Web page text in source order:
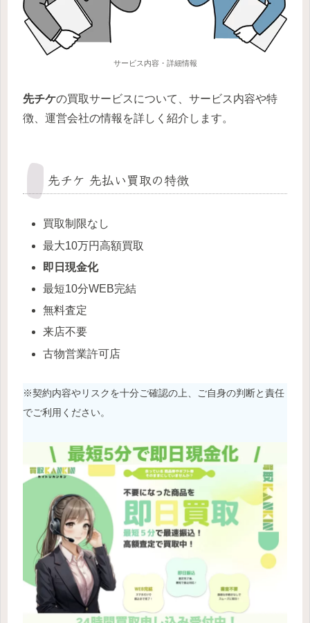
サービス内容・詳細情報
先チケの買取サービスについて、サービス内容や特
徴、運営会社の情報を詳しく紹介します。
先チケ 先払い買取の特徴
買取制限なし
最大10万円高額買取
即日現金化
最短10分WEB完結
無料査定
来店不要
古物営業許可店
※契約内容やリスクを十分ご確認の上、ご自身の判断と責任
でご利用ください。